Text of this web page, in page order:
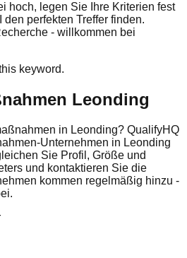
hoch, legen Sie Ihre Kriterien fest
perfekten Treffer finden.
- willkommen bei
keyword.
Leonding
in Leonding? QualifyHQ
Unternehmen in Leonding
Sie Profil, Größe und
und kontaktieren Sie die
kommen regelmäßig hinzu -